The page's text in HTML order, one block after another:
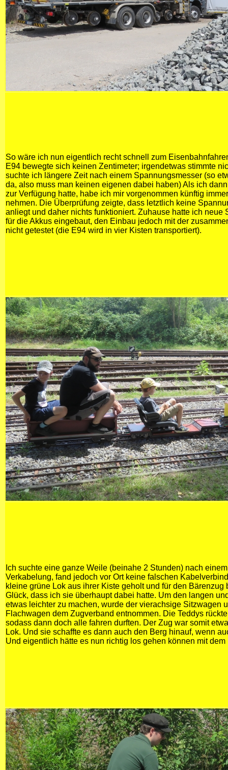
So wäre ich nun eigentlich recht schnell zum
E94 bewegte sich keinen Zentimeter; irgendetwas stimmte
suchte ich längere Zeit nach einem Spannungsmesser (so
da, also muss man keinen eigenen dabei haben) Als ich
zur Verfügung hatte, habe ich mir vorgenommen künftig
nehmen. Die Überprüfung zeigte, dass letztlich keine
anliegt und daher nichts funktioniert. Zuhause hatte ich neue
für die Akkus eingebaut, den Einbau jedoch mit der
nicht getestet (die E94 wird in vier Kisten transportiert).
Ich suchte eine ganze Weile (beinahe 2 Stunden) nach
Verkabelung, fand jedoch vor Ort keine falschen
kleine grüne Lok aus ihrer Kiste geholt und für den Bärenzug
Glück, dass ich sie überhaupt dabei hatte. Um den langen
etwas leichter zu machen, wurde der vierachsige Sitzwagen
Flachwagen dem Zugverband entnommen. Die Teddys
sodass dann doch alle fahren durften. Der Zug war somit
Lok. Und sie schaffte es dann auch den Berg hinauf, wenn
Und eigentlich hätte es nun richtig los gehen können mit dem